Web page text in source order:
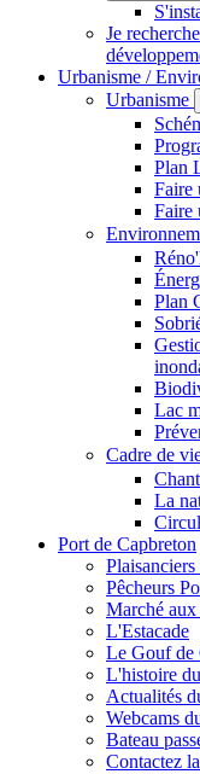
Je
Urbanisme /
Urbanisme
Plan
Faire
Faire
Plan
Lac
Cadre de
La
Port de Capbreton
Pêcheurs
Marché aux
L'Estacade
Le Gouf de
L'histoire
Actualités
Webcams
Bateau
Contactez